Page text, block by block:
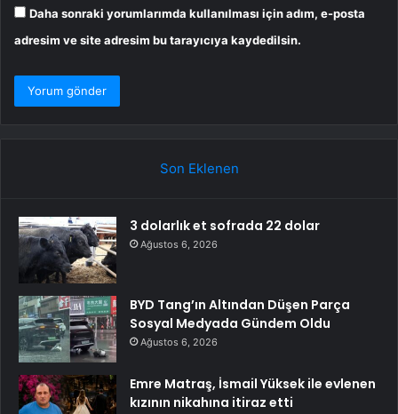
Daha sonraki yorumlarımda kullanılması için adım, e-posta
adresim ve site adresim bu tarayıcıya kaydedilsin.
Son Eklenen
3 dolarlık et sofrada 22 dolar
Ağustos 6, 2026
BYD Tang’ın Altından Düşen Parça
Sosyal Medyada Gündem Oldu
Ağustos 6, 2026
Emre Matraş, İsmail Yüksek ile evlenen
kızının nikahına itiraz etti